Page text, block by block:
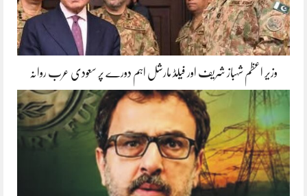
وزیر اعظم شہباز شریف اور فیلڈ مارشل اہم دورے پر سعودی عرب روانہ